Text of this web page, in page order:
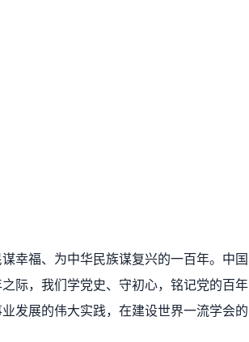
幸福、为中华民族谋复兴的一百年。中国
际，我们学党史、守初心，铭记党的百年
发展的伟大实践，在建设世界一流学会的